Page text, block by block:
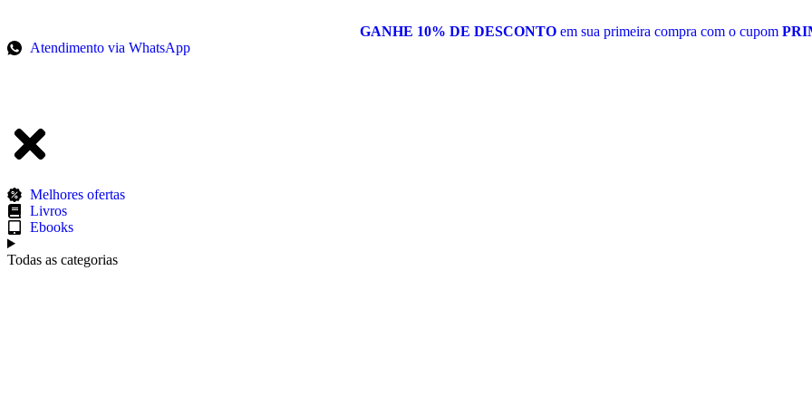
GANHE 10% DE DESCONTO em sua primeira compra com o cupom
Atendimento via WhatsApp
Melhores ofertas
Livros
Ebooks
Todas as categorias